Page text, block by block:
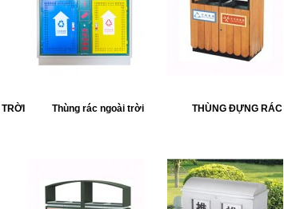
Thùng rác ngoài trời THÙNG ĐỰNG RÁC